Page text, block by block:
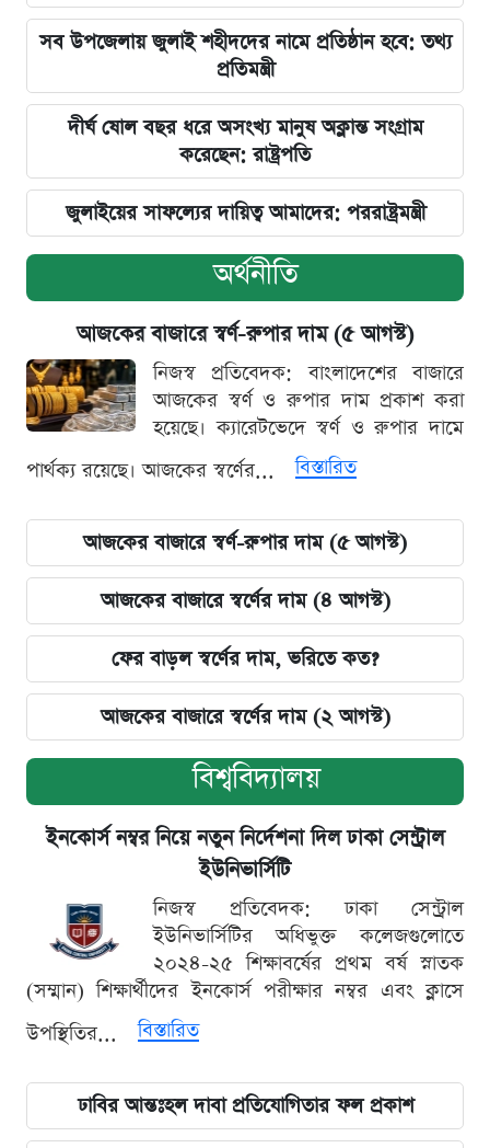
সব উপজেলায় জুলাই শহীদদের নামে প্রতিষ্ঠান হবে: তথ্য
প্রতিমন্ত্রী
দীর্ঘ ষোল বছর ধরে অসংখ্য মানুষ অক্লান্ত সংগ্রাম
করেছেন: রাষ্ট্রপতি
জুলাইয়ের সাফল্যের দায়িত্ব আমাদের: পররাষ্ট্রমন্ত্রী
অর্থনীতি
আজকের বাজারে স্বর্ণ-রুপার দাম (৫ আগস্ট)
নিজস্ব প্রতিবেদক: বাংলাদেশের বাজারে
আজকের স্বর্ণ ও রুপার দাম প্রকাশ করা
হয়েছে। ক্যারেটভেদে স্বর্ণ ও রুপার দামে
পার্থক্য রয়েছে। আজকের স্বর্ণের...
বিস্তারিত
আজকের বাজারে স্বর্ণ-রুপার দাম (৫ আগস্ট)
আজকের বাজারে স্বর্ণের দাম (৪ আগস্ট)
ফের বাড়ল স্বর্ণের দাম, ভরিতে কত?
আজকের বাজারে স্বর্ণের দাম (২ আগস্ট)
বিশ্ববিদ্যালয়
ইনকোর্স নম্বর নিয়ে নতুন নির্দেশনা দিল ঢাকা সেন্ট্রাল
ইউনিভার্সিটি
নিজস্ব প্রতিবেদক: ঢাকা সেন্ট্রাল
ইউনিভার্সিটির অধিভুক্ত কলেজগুলোতে
২০২৪-২৫ শিক্ষাবর্ষের প্রথম বর্ষ স্নাতক
(সম্মান) শিক্ষার্থীদের ইনকোর্স পরীক্ষার নম্বর এবং ক্লাসে
উপস্থিতির...
বিস্তারিত
ঢাবির আন্তঃহল দাবা প্রতিযোগিতার ফল প্রকাশ